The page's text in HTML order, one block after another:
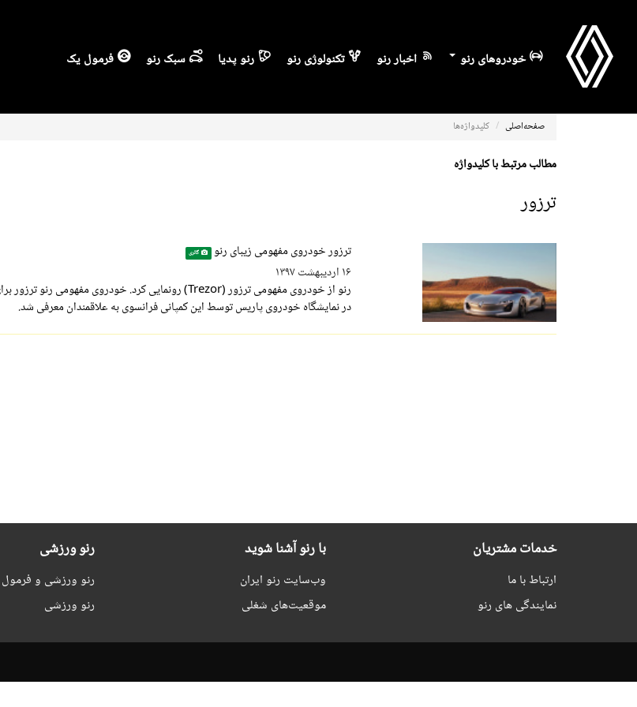
خودروهای رنو اخبار رنو تکنولوژی رنو رنو پدیا سبک رنو فرمول یک
صفحه‌اصلی کلیدواژه‌ها
مطالب مرتبط با کلیدواژه
ترزور
ترزور خودروی مفهومی زیبای رنو گالری
۱۶ اردیبهشت ۱۳۹۷
در نمایشگاه خودروی پاریس توسط این کمپانی فرانسوی به علاقمندان معرفی شد.
خدمات مشتریان
ارتباط با ما
نمایندگی های رنو
با رنو آشنا شوید
وب‌سایت رنو ایران
موقعیت‌های شغلی
رنو ورزشی
رنو ورزشی و فرمول ۱
رنو ورزشی